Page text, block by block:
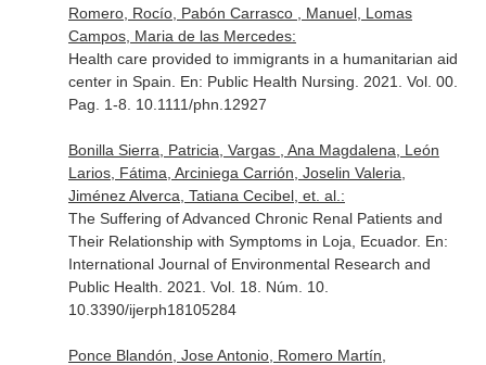
Romero, Rocío, Pabón Carrasco , Manuel, Lomas
Campos, Maria de las Mercedes:
Health care provided to immigrants in a humanitarian aid
center in Spain. En: Public Health Nursing . 2021. Vol. 00.
Pag. 1-8. 10.1111/phn.12927
Bonilla Sierra, Patricia, Vargas , Ana Magdalena, León
Larios, Fátima, Arciniega Carrión, Joselin Valeria,
Jiménez Alverca, Tatiana Cecibel, et. al.:
The Suffering of Advanced Chronic Renal Patients and
Their Relationship with Symptoms in Loja, Ecuador. En:
International Journal of Environmental Research and
Public Health . 2021. Vol. 18. Núm. 10.
10.3390/ijerph18105284
Ponce Blandón, Jose Antonio, Romero Martín,